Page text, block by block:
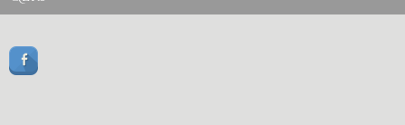
Facebook